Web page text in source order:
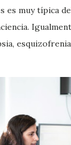
muy típica